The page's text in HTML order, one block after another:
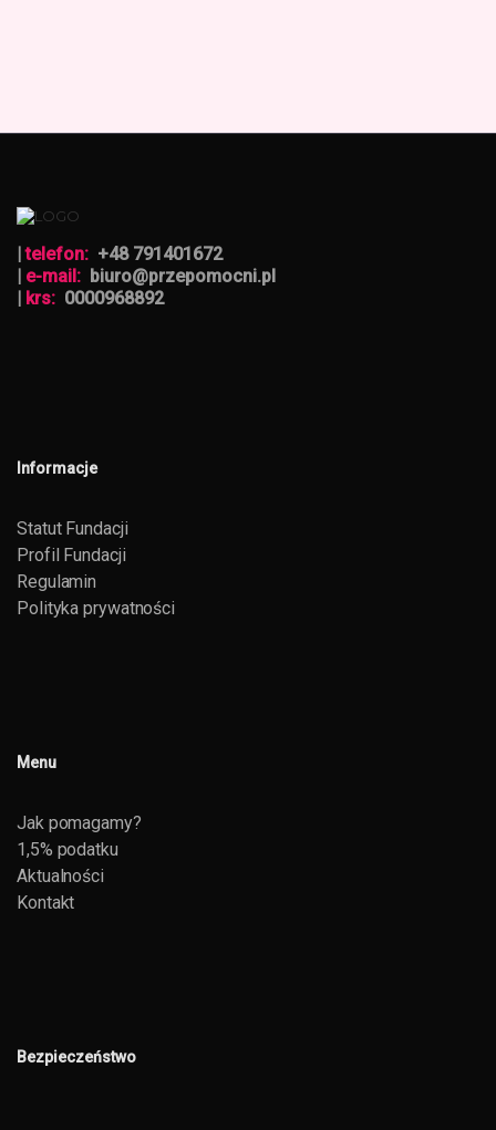
| telefon: +48 791401672
| e-mail: biuro@przepomocni.pl
| krs: 0000968892
Informacje
Statut Fundacji
Profil Fundacji
Regulamin
Polityka prywatności
Menu
Jak pomagamy?
1,5% podatku
Aktualności
Kontakt
Bezpieczeństwo